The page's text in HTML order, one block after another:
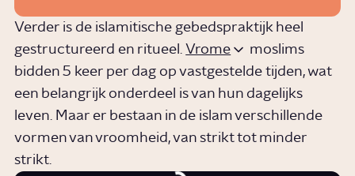
Verder is de islamitische gebedspraktijk heel
gestructureerd en ritueel. Vrome
moslims
bidden 5 keer per dag op vastgestelde tijden, wat
een belangrijk onderdeel is van hun dagelijks
leven. Maar er bestaan in de islam verschillende
vormen van vroomheid, van strikt tot minder
strikt.